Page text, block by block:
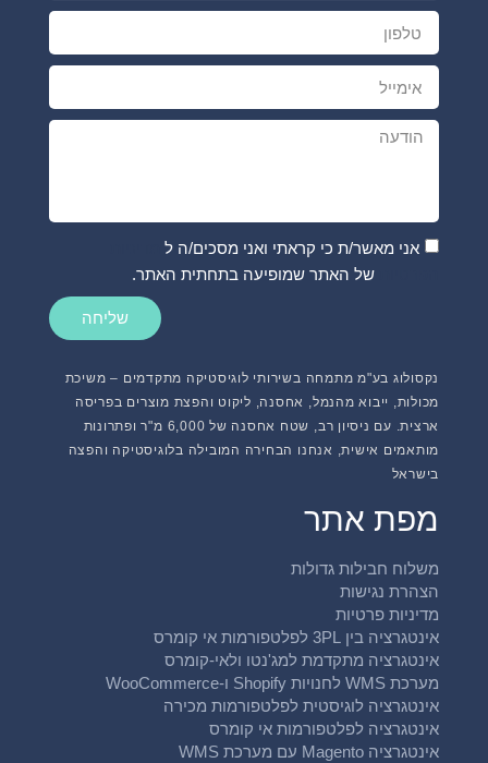
נקסולוג בע"מ מתמחה בשירותי לוגיסטיקה מתקדמים – משיכת
מכולות, ייבוא מהנמל, אחסנה, ליקוט והפצת מוצרים בפריסה
ארצית. עם ניסיון רב, שטח אחסנה של 6,000 מ"ר ופתרונות
מותאמים אישית, אנחנו הבחירה המובילה בלוגיסטיקה והפצה
בישראל
מפת אתר
משלוח חבילות גדולות
הצהרת נגישות
מדיניות פרטיות
אינטגרציה בין 3PL לפלטפורמות אי קומרס
אינטגרציה מתקדמת למג'נטו ולאי-קומרס
מערכת WMS לחנויות Shopify ו-WooCommerce
אינטגרציה לוגיסטית לפלטפורמות מכירה
אינטגרציה לפלטפורמות אי קומרס
אינטגרציה Magento עם מערכת WMS
אני מאשר/ת כי קראתי ואני מסכים/ה ל
של האתר שמופיעה בתחתית האתר.
שליחה